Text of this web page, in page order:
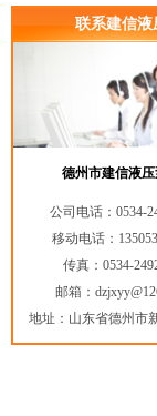
联系建信液
德州市建信液
公司电话：0534-
移动电话：
传真：0534-
邮箱：
地址：山东省德州市